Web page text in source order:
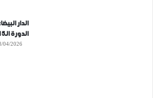
الدار
الدورة الـ15 لـ “أيام التراث”
04/2026